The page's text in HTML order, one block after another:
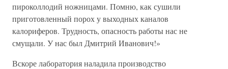
пироколлодий ножницами. Помню, как сушили
приготовленный порох у выходных каналов
калориферов. Трудность, опасность работы нас не
смущали. У нас был Дмитрий Иванович!»
Вскоре лаборатория наладила производство